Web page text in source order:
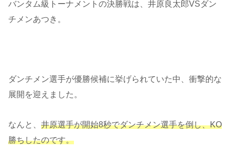
バンタム級トーナメントの決勝戦は、井原良太郎VSダン
チメンあつき。
ダンチメン選手が優勝候補に挙げられていた中、衝撃的な
展開を迎えました。
なんと、 井原選手が開始8秒でダンチメン選手を倒し、KO
勝ちしたのです。